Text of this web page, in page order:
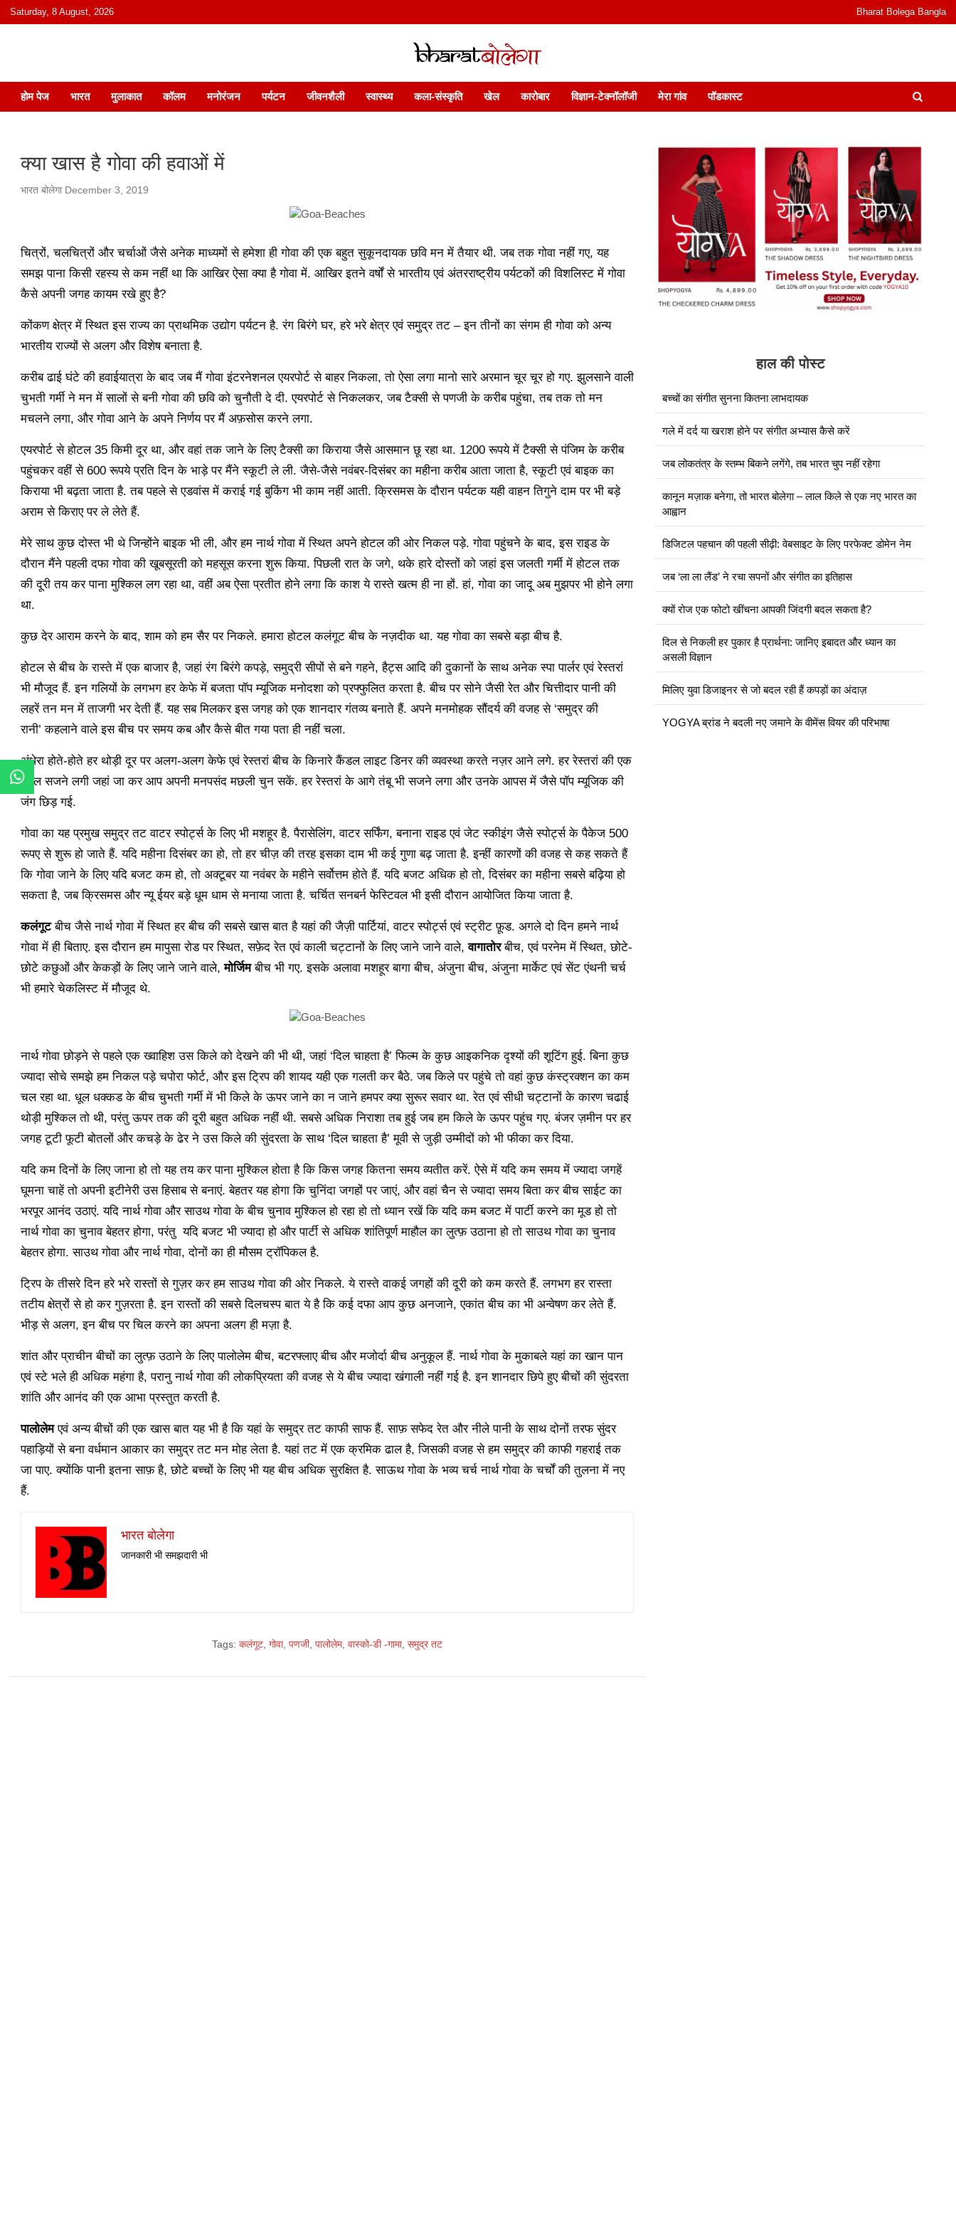
content
Saturday, 8 August, 2026 Bharat Bolega Bangla
भारत बोलेगा
हिंदी में समाचार, विचार, ऑडियो, वीडियो और फ़ीचर. भारत बोलेगा हिंदी न्यूज़ वेबसाइट India: News, Views, Info, Trends & Podcast I जानकारी भी समझदारी भी और पॉडकास्ट
होम पेज भारत मुलाकात कॉलम मनोरंजन पर्यटन जीवनशैली स्वास्थ्य कला-संस्कृति खेल कारोबार विज्ञान-टेक्नॉलॉजी मेरा गांव पॉडकास्ट
क्या खास है गोवा की हवाओं में
भारत बोलेगा December 3, 2019
चित्रों, चलचित्रों और चर्चाओं जैसे अनेक माध्यमों से हमेशा ही गोवा की एक बहुत सुकूनदायक छवि मन में तैयार थी. जब तक गोवा नहीं गए, यह
समझ पाना किसी रहस्य से कम नहीं था कि आखिर ऐसा क्या है गोवा में. आखिर इतने वर्षों से भारतीय एवं अंतरराष्ट्रीय पर्यटकों की विशलिस्ट में गोवा
कैसे अपनी जगह कायम रखे हुए है?
कोंकण क्षेत्र में स्थित इस राज्य का प्राथमिक उद्योग पर्यटन है. रंग बिरंगे घर, हरे भरे क्षेत्र एवं समुद्र तट – इन तीनों का संगम ही गोवा को अन्य
भारतीय राज्यों से अलग और विशेष बनाता है.
करीब ढाई घंटे की हवाईयात्रा के बाद जब मैं गोवा इंटरनेशनल एयरपोर्ट से बाहर निकला, तो ऐसा लगा मानो सारे अरमान चूर चूर हो गए. झुलसाने वाली
चुभती गर्मी ने मन में सालों से बनी गोवा की छवि को चुनौती दे दी. एयरपोर्ट से निकलकर, जब टैक्सी से पणजी के करीब पहुंचा, तब तक तो मन
मचलने लगा, और गोवा आने के अपने निर्णय पर मैं अफ़सोस करने लगा.
एयरपोर्ट से होटल 35 किमी दूर था, और वहां तक जाने के लिए टैक्सी का किराया जैसे आसमान छू रहा था. 1200 रूपये में टैक्सी से पंजिम के करीब
पहुंचकर वहीं से 600 रूपये प्रति दिन के भाड़े पर मैंने स्कूटी ले ली. जैसे-जैसे नवंबर-दिसंबर का महीना करीब आता जाता है, स्कूटी एवं बाइक का
किराया भी बढ़ता जाता है. तब पहले से एडवांस में कराई गई बुकिंग भी काम नहीं आती. क्रिसमस के दौरान पर्यटक यही वाहन तिगुने दाम पर भी बड़े
अराम से किराए पर ले लेते हैं.
मेरे साथ कुछ दोस्त भी थे जिन्होंने बाइक भी ली, और हम नार्थ गोवा में स्थित अपने होटल की ओर निकल पड़े. गोवा पहुंचने के बाद, इस राइड के
दौरान मैंने पहली दफा गोवा की खूबसूरती को महसूस करना शुरू किया. पिछली रात के जगे, थके हारे दोस्तों को जहां इस जलती गर्मी में होटल तक
की दूरी तय कर पाना मुश्किल लग रहा था, वहीं अब ऐसा प्रतीत होने लगा कि काश ये रास्ते खत्म ही ना हों. हां, गोवा का जादू अब मुझपर भी होने लगा
था.
कुछ देर आराम करने के बाद, शाम को हम सैर पर निकले. हमारा होटल कलंगूट बीच के नज़दीक था. यह गोवा का सबसे बड़ा बीच है.
होटल से बीच के रास्ते में एक बाजार है, जहां रंग बिरंगे कपड़े, समुद्री सीपों से बने गहने, हैट्स आदि की दुकानों के साथ अनेक स्पा पार्लर एवं रेस्तरां
भी मौजूद हैं. इन गलियों के लगभग हर केफे में बजता पॉप म्यूजिक मनोदशा को प्रफ्फुलित करता है. बीच पर सोने जैसी रेत और चित्तीदार पानी की
लहरें तन मन में ताजगी भर देती हैं. यह सब मिलकर इस जगह को एक शानदार गंतव्य बनाते हैं. अपने मनमोहक सौंदर्य की वजह से ‘समुद्र की
रानी’ कहलाने वाले इस बीच पर समय कब और कैसे बीत गया पता ही नहीं चला.
अंधेरा होते-होते हर थोड़ी दूर पर अलग-अलग केफे एवं रेस्तरां बीच के किनारे कैंडल लाइट डिनर की व्यवस्था करते नज़र आने लगे. हर रेस्तरां की एक
टेबल सजने लगी जहां जा कर आप अपनी मनपसंद मछली चुन सकें. हर रेस्तरां के आगे तंबू भी सजने लगा और उनके आपस में जैसे पॉप म्यूजिक की
जंग छिड़ गई.
गोवा का यह प्रमुख समुद्र तट वाटर स्पोर्ट्स के लिए भी मशहूर है. पैरासेलिंग, वाटर सर्फिंग, बनाना राइड एवं जेट स्कीइंग जैसे स्पोर्ट्स के पैकेज 500
रूपए से शुरू हो जाते हैं. यदि महीना दिसंबर का हो, तो हर चीज़ की तरह इसका दाम भी कई गुणा बढ़ जाता है. इन्हीं कारणों की वजह से कह सकते हैं
कि गोवा जाने के लिए यदि बजट कम हो, तो अक्टूबर या नवंबर के महीने सर्वोत्तम होते हैं. यदि बजट अधिक हो तो, दिसंबर का महीना सबसे बढ़िया हो
सकता है, जब क्रिसमस और न्यू ईयर बड़े धूम धाम से मनाया जाता है. चर्चित सनबर्न फेस्टिवल भी इसी दौरान आयोजित किया जाता है.
कलंगूटबीच जैसे नार्थ गोवा में स्थित हर बीच की सबसे खास बात है यहां की जैज़ी पार्टियां, वाटर स्पोर्ट्स एवं स्ट्रीट फ़ूड. अगले दो दिन हमने नार्थ
गोवा में ही बिताए. इस दौरान हम मापुसा रोड पर स्थित, सफ़ेद रेत एवं काली चट्टानों के लिए जाने जाने वाले,वागातोरबीच, एवं परनेम में स्थित, छोटे-
छोटे कछुओं और केकड़ों के लिए जाने जाने वाले,मोर्जिमबीच भी गए. इसके अलावा मशहूर बागा बीच, अंजुना बीच, अंजुना मार्केट एवं सेंट एंथनी चर्च
भी हमारे चेकलिस्ट में मौजूद थे.
नार्थ गोवा छोड़ने से पहले एक ख्वाहिश उस किले को देखने की भी थी, जहां ‘दिल चाहता है’ फिल्म के कुछ आइकनिक दृश्यों की शूटिंग हुई. बिना कुछ
ज्यादा सोचे समझे हम निकल पड़े चपोरा फोर्ट, और इस ट्रिप की शायद यही एक गलती कर बैठे. जब किले पर पहुंचे तो वहां कुछ कंस्ट्रक्शन का कम
चल रहा था. धूल धक्कड के बीच चुभती गर्मी में भी किले के ऊपर जाने का न जाने हमपर क्या सुरूर सवार था. रेत एवं सीधी चट्टानों के कारण चढाई
थोड़ी मुश्किल तो थी, परंतु ऊपर तक की दूरी बहुत अधिक नहीं थी. सबसे अधिक निराशा तब हुई जब हम किले के ऊपर पहुंच गए. बंजर ज़मीन पर हर
जगह टूटी फूटी बोतलों और कचड़े के ढेर ने उस किले की सुंदरता के साथ ‘दिल चाहता है’ मूवी से जुड़ी उम्मीदों को भी फीका कर दिया.
यदि कम दिनों के लिए जाना हो तो यह तय कर पाना मुश्किल होता है कि किस जगह कितना समय व्यतीत करें. ऐसे में यदि कम समय में ज्यादा जगहें
घूमना चाहें तो अपनी इटीनेरी उस हिसाब से बनाएं. बेहतर यह होगा कि चुनिंदा जगहों पर जाएं, और वहां चैन से ज्यादा समय बिता कर बीच साईट का
भरपूर आनंद उठाएं. यदि नार्थ गोवा और साउथ गोवा के बीच चुनाव मुश्किल हो रहा हो तो ध्यान रखें कि यदि कम बजट में पार्टी करने का मूड हो तो
नार्थ गोवा का चुनाव बेहतर होगा, परंतु यदि बजट भी ज्यादा हो और पार्टी से अधिक शांतिपूर्ण माहौल का लुत्फ़ उठाना हो तो साउथ गोवा का चुनाव
बेहतर होगा. साउथ गोवा और नार्थ गोवा, दोनों का ही मौसम ट्रॉपिकल है.
ट्रिप के तीसरे दिन हरे भरे रास्तों से गुज़र कर हम साउथ गोवा की ओर निकले. ये रास्ते वाकई जगहों की दूरी को कम करते हैं. लगभग हर रास्ता
तटीय क्षेत्रों से हो कर गुज़रता है. इन रास्तों की सबसे दिलचस्प बात ये है कि कई दफा आप कुछ अनजाने, एकांत बीच का भी अन्वेषण कर लेते हैं.
भीड़ से अलग, इन बीच पर चिल करने का अपना अलग ही मज़ा है.
शांत और प्राचीन बीचों का लुत्फ़ उठाने के लिए पालोलेम बीच, बटरफ्लाए बीच और मजोर्दा बीच अनुकूल हैं. नार्थ गोवा के मुकाबले यहां का खान पान
एवं स्टे भले ही अधिक महंगा है, परानु नार्थ गोवा की लोकप्रियता की वजह से ये बीच ज्यादा खंगाली नहीं गई है. इन शानदार छिपे हुए बीचों की सुंदरता
शांति और आनंद की एक आभा प्रस्तुत करती है.
पालोलेमएवं अन्य बीचों की एक खास बात यह भी है कि यहां के समुद्र तट काफी साफ हैं. साफ़ सफेद रेत और नीले पानी के साथ दोनों तरफ सुंदर
पहाड़ियों से बना वर्धमान आकार का समुद्र तट मन मोह लेता है. यहां तट में एक क्रमिक ढाल है, जिसकी वजह से हम समुद्र की काफी गहराई तक
जा पाए. क्योंकि पानी इतना साफ़ है, छोटे बच्चों के लिए भी यह बीच अधिक सुरक्षित है. साऊथ गोवा के भव्य चर्च नार्थ गोवा के चर्चों की तुलना में नए
हैं.
भारत बोलेगा
जानकारी भी समझदारी भी
Tags: कलंगूट ,गोवा,पणजी,पालोलेम,वास्को-डी -गामा,समुद्र तट
हाल की पोस्ट
बच्चों का संगीत सुनना कितना लाभदायक
गले में दर्द या खराश होने पर संगीत अभ्यास कैसे करें
जब लोकतंत्र के स्तम्भ बिकने लगेंगे, तब भारत चुप नहीं रहेगा
कानून मज़ाक बनेगा, तो भारत बोलेगा – लाल किले से एक नए भारत का
आह्वान
डिजिटल पहचान की पहली सीढ़ी: वेबसाइट के लिए परफेक्ट डोमेन नेम
जब ‘ला ला लैंड’ ने रचा सपनों और संगीत का इतिहास
क्यों रोज एक फोटो खींचना आपकी जिंदगी बदल सकता है?
दिल से निकली हर पुकार है प्रार्थना: जानिए इबादत और ध्यान का
असली विज्ञान
मिलिए युवा डिजाइनर से जो बदल रही हैं कपड़ों का अंदाज़
YOGYA ब्रांड ने बदली नए जमाने के वीमेंस वियर की परिभाषा